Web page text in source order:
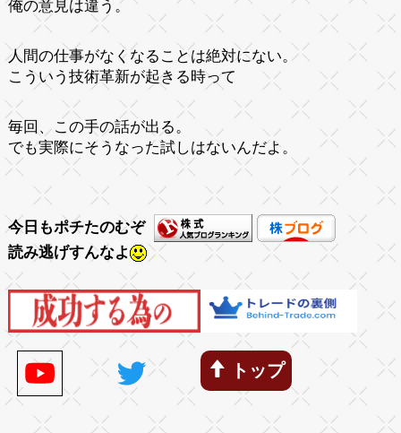
俺の意見は違う。
人間の仕事がなくなることは絶対にない。
こういう技術革新が起きる時って
毎回、この手の話が出る。
でも実際にそうなった試しはないんだよ。
今日もポチたのむぞ
読み逃げすんなよ
トップ